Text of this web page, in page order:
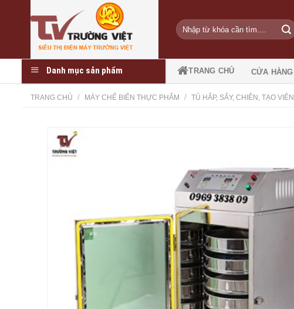
Tìm
kiếm:
Danh mục sản phẩm TRANG CHỦ CỬA HÀNG
TRANG CHỦ / MÁY CHẾ BIẾN THỰC PHẨM / TỦ HẤP, SẤY, CHIÊN, TẠO VIÊN